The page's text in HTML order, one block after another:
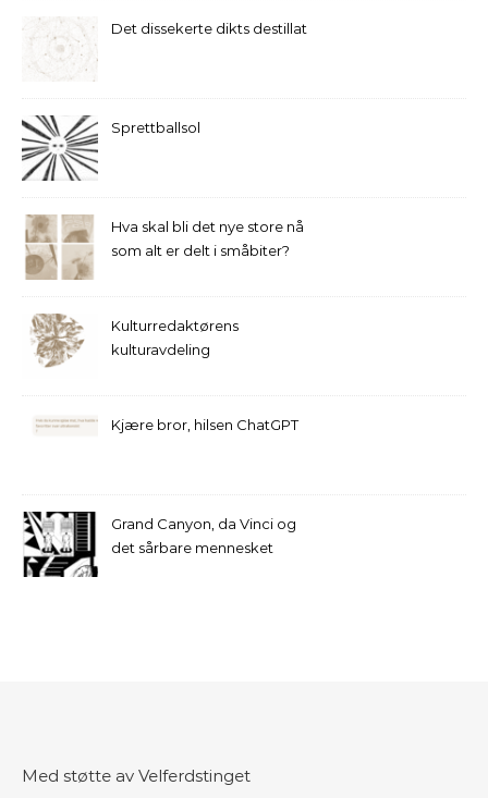
Det dissekerte dikts destillat
Sprettballsol
Hva skal bli det nye store nå
som alt er delt i småbiter?
Kulturredaktørens
kulturavdeling
Kjære bror, hilsen ChatGPT
Grand Canyon, da Vinci og
det sårbare mennesket
Med støtte av Velferdstinget